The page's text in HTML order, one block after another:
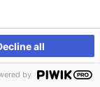
all
by